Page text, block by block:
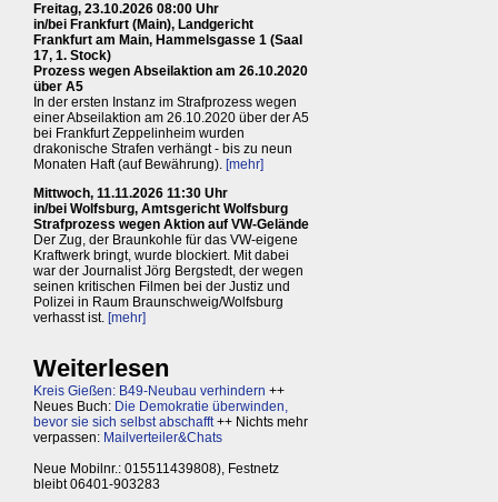
Freitag, 23.10.2026 08:00 Uhr
in/bei Frankfurt (Main), Landgericht
Frankfurt am Main, Hammelsgasse 1 (Saal
17, 1. Stock)
Prozess wegen Abseilaktion am 26.10.2020
über A5
In der ersten Instanz im Strafprozess wegen
einer Abseilaktion am 26.10.2020 über der A5
bei Frankfurt Zeppelinheim wurden
drakonische Strafen verhängt - bis zu neun
Monaten Haft (auf Bewährung). [mehr]
Mittwoch, 11.11.2026 11:30 Uhr
in/bei Wolfsburg, Amtsgericht Wolfsburg
Strafprozess wegen Aktion auf VW-Gelände
Der Zug, der Braunkohle für das VW-eigene
Kraftwerk bringt, wurde blockiert. Mit dabei
war der Journalist Jörg Bergstedt, der wegen
seinen kritischen Filmen bei der Justiz und
Polizei in Raum Braunschweig/Wolfsburg
verhasst ist. [mehr]
Weiterlesen
Kreis Gießen: B49-Neubau verhindern ++
Neues Buch: Die Demokratie überwinden,
bevor sie sich selbst abschafft++ Nichts mehr
verpassen: Mailverteiler&Chats
Neue Mobilnr.: 015511439808), Festnetz
bleibt 06401-903283